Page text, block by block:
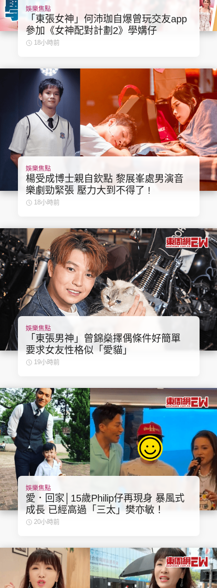
頭條搵工
隱私政策聲明
Copyright © 東周網 版權所有 . 不得轉載
©Eastweek.com.hk. All rights reserved.
娛樂焦點
「東張女神」何沛珈自爆曾玩交友app
參加《女神配對計劃2》學媾仔
18小時前
娛樂焦點
楊受成博士親自欽點 黎展峯處男演音
樂劇勁緊張 壓力大到不得了 !
18小時前
娛樂焦點
「東張男神」曾錦燊擇偶條件好簡單
要求女友性格似「愛貓」
19小時前
娛樂焦點
愛．回家│15歲Philip仔再現身 暴風式
成長 已經高過「三太」樊亦敏！
20小時前